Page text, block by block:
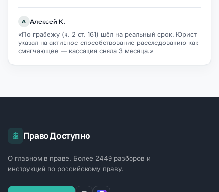
А Алексей К.
«По грабежу (ч. 2 ст. 161) шёл на реальный срок. Юрист
указал на активное способствование расследованию как
смягчающее — кассация сняла 3 месяца.»
Право Доступно
О главном в праве. Более 2449 разборов и
инструкций по российскому праву.